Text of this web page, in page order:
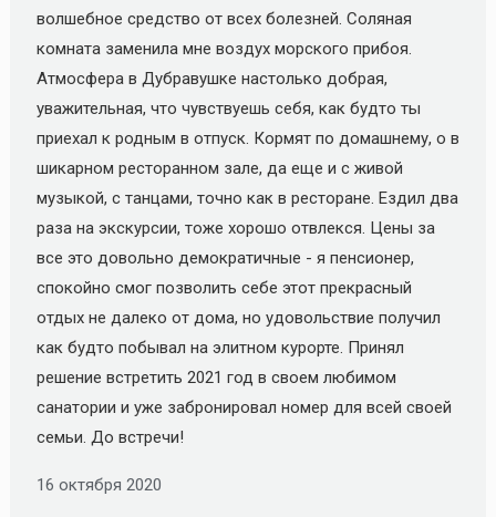
волшебное средство от всех болезней. Соляная
комната заменила мне воздух морского прибоя.
Атмосфера в Дубравушке настолько добрая,
уважительная, что чувствуешь себя, как будто ты
приехал к родным в отпуск. Кормят по домашнему, о в
шикарном ресторанном зале, да еще и с живой
музыкой, с танцами, точно как в ресторане. Ездил два
раза на экскурсии, тоже хорошо отвлекся. Цены за
все это довольно демократичные - я пенсионер,
спокойно смог позволить себе этот прекрасный
отдых не далеко от дома, но удовольствие получил
как будто побывал на элитном курорте. Принял
решение встретить 2021 год в своем любимом
санатории и уже забронировал номер для всей своей
семьи. До встречи!
16 октября 2020